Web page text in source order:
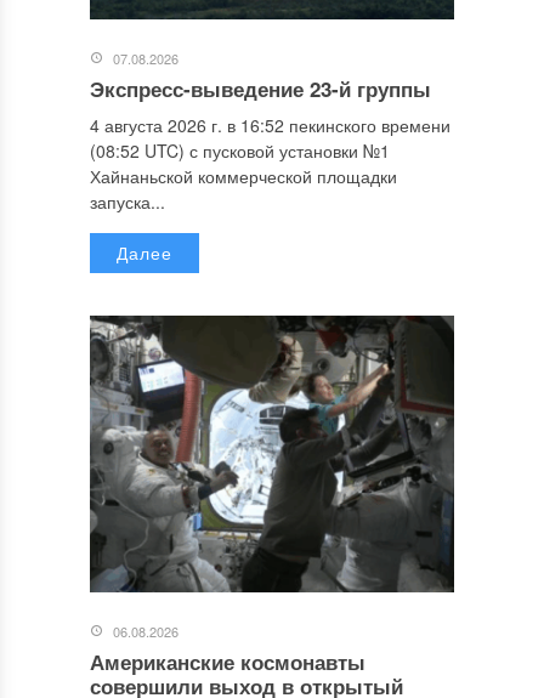
07.08.2026
Экспресс-выведение 23-й группы
4 августа 2026 г. в 16:52 пекинского времени
(08:52 UTC) с пусковой установки №1
Хайнаньской коммерческой площадки
запуска...
Далее
06.08.2026
Американские космонавты
совершили выход в открытый